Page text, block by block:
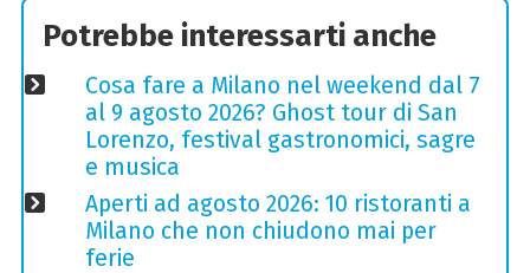
Potrebbe interessarti anche
Cosa fare a Milano nel weekend dal 7
al 9 agosto 2026? Ghost tour di San
Lorenzo, festival gastronomici, sagre
e musica
Aperti ad agosto 2026: 10 ristoranti a
Milano che non chiudono mai per
ferie